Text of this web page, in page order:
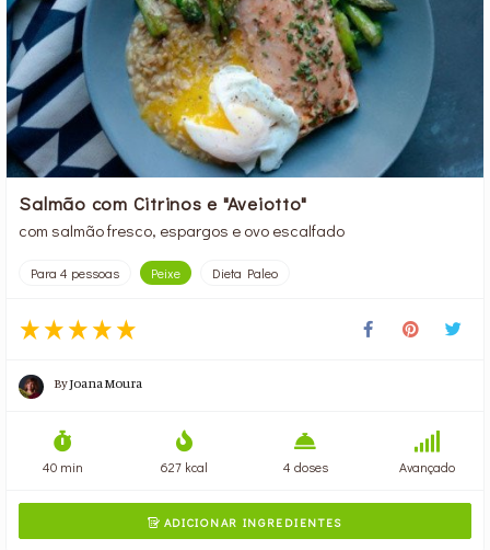
Salmão com Citrinos e "Aveiotto"
com salmão fresco, espargos e ovo escalfado
Para 4 pessoas Peixe Dieta Paleo
ByJoana Moura
40 min 627 kcal 4 doses Avançado
ADICIONAR INGREDIENTES